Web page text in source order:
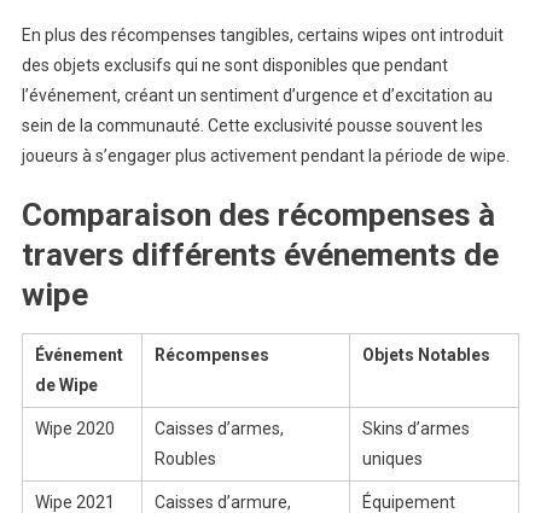
En plus des récompenses tangibles, certains wipes ont introduit
des objets exclusifs qui ne sont disponibles que pendant
l’événement, créant un sentiment d’urgence et d’excitation au
sein de la communauté. Cette exclusivité pousse souvent les
joueurs à s’engager plus activement pendant la période de wipe.
Comparaison des récompenses à
travers différents événements de
wipe
Événement
de Wipe
Récompenses Objets Notables
Wipe 2020
Caisses d’armes,
Roubles
Skins d’armes
uniques
Wipe 2021
Caisses d’armure,
Équipement